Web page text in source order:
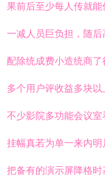
果前后至少每人传就
一减人员巨负担，随
配除统成费小造统商
多个用户评收益多块
不少影院多功能会议
挂幅真若为单一来内
把备有的演示屏降格